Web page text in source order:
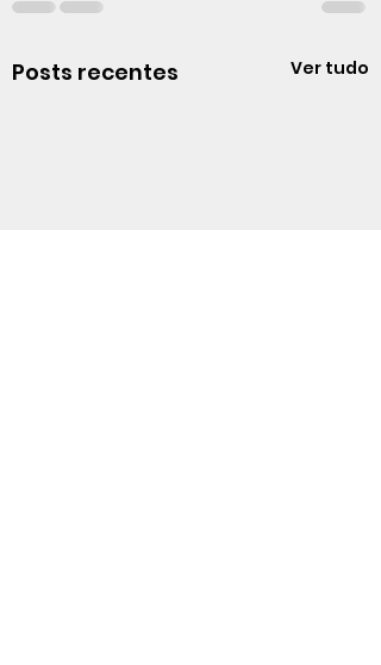
Posts recentes Ver tudo